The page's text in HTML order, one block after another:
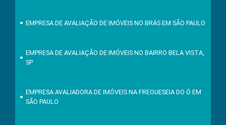
EMPRESA DE AVALIAÇÃO DE IMÓVEIS NO BRÁS EM SÃO PAULO
EMPRESA DE AVALIAÇÃO DE IMÓVEIS NO BAIRRO BELA VISTA,
SP
EMPRESA AVALIADORA DE IMÓVEIS NA FREGUESEIA DO Ó EM
SÃO PAULO